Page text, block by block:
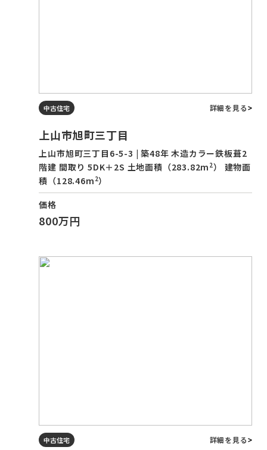
中古住宅 詳細を見る
上山市旭町三丁目
上山市旭町三丁目6-5-3 | 築48年 木造カラー鉄板葺2
階建 間取り 5DK＋2S 土地面積（283.82m 2） 建物面
積（128.46m 2）
価格
800万円
中古住宅 詳細を見る